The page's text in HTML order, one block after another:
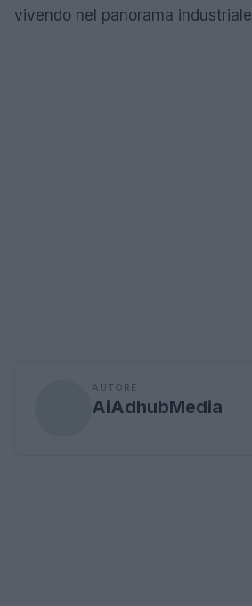
vivendo nel panorama
AUTORE
AiAdhubMedia